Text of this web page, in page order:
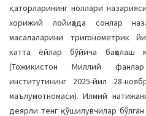
қаторларининг ноллари
хорижий лойиҳада сонлар
масалаларини тригонометрик
катта ёйлар бўйича баҳолаш
(Тожикистон Миллий
институтининг 2025-йил 28-
маълумотномаси). Илмий
деярли тенг қўшилувчилар